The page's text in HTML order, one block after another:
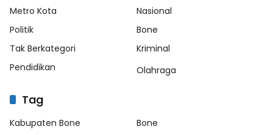
Metro Kota
Nasional
Politik
Bone
Tak Berkategori
Kriminal
Pendidikan
Olahraga
Tag
Kabupaten Bone
Bone